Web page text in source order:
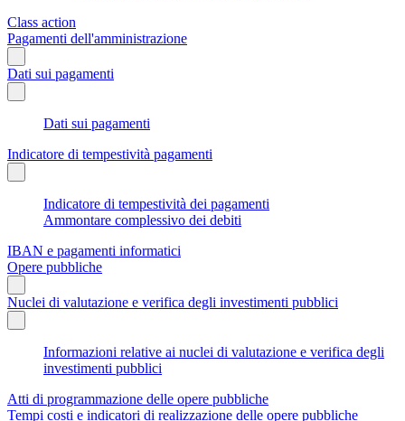
Class action
Pagamenti dell'amministrazione
Dati sui pagamenti
Dati sui pagamenti
Indicatore di tempestività pagamenti
Indicatore di tempestività dei pagamenti
Ammontare complessivo dei debiti
IBAN e pagamenti informatici
Opere pubbliche
Nuclei di valutazione e verifica degli investimenti pubblici
Informazioni relative ai nuclei di valutazione e verifica degli
investimenti pubblici
Atti di programmazione delle opere pubbliche
Tempi costi e indicatori di realizzazione delle opere pubbliche